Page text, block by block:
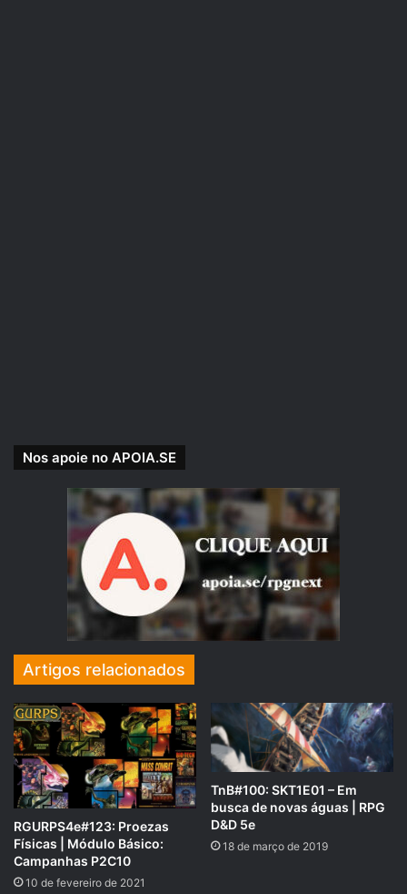
Com a participação de:
Rafael 47 , Jogador e Dungeon Master.
Com a edição de:
Gleico Vieira Pereira
Uma produção RPG Next.
Nos apoie no APOIA.SE
Artigos relacionados
RGURPS4e#123: Proezas
Físicas | Módulo Básico:
Campanhas P2C10
10 de fevereiro de 2021
TnB#100: SKT1E01 – Em
busca de novas águas | RPG
D&D 5e
18 de março de 2019